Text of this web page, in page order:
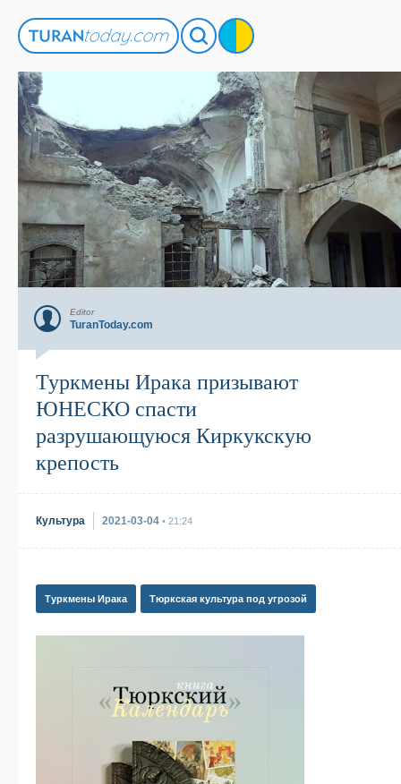
Editor
TuranToday.com
Туркмены Ирака призывают
ЮНЕСКО спасти
разрушающуюся Киркукскую
крепость
Культура 2021-03-04 • 21:24
Туркмены Ирака Тюркская культура под угрозой